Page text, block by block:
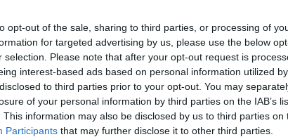
opt-out of the sale, sharing to third parties, or processing of
for targeted advertising by us, please use the below
selection. Please note that after your opt-out request is
interest-based ads based on personal information utilized
to third parties prior to your opt-out. You may
of your personal information by third parties on the IAB’s
This information may also be disclosed by us to third parties on
Participants that may further disclose it to other third parties.